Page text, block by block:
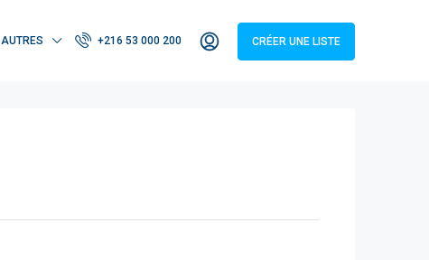
AUTRES +216 53 000 200 CRÉER UNE LISTE